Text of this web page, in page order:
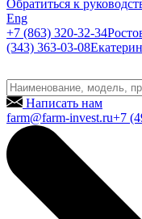
Обратиться к
Eng
+7 (863) 320-32-34
(343) 363-03-08
Написать нам
farm@farm-invest.ru+7